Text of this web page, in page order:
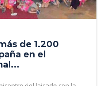
de 1.200
en el